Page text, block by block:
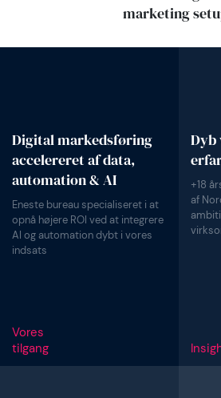
marketing
Digital markedsføring
accelereret af data,
automation & AI
Eneste bureau specialiseret i at
opnå højere ROI ved at integrere
AI og automation dybt i vores
indsats
Vores
tilgang
Dyb
+18
af